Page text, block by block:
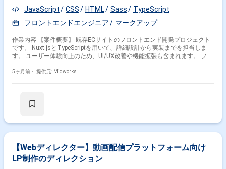
JavaScript
CSS HTML Sass
TypeScript
フロントエンドエンジニア
マークアップ
作業内容 【案件概要】 既存ECサイトのフロントエンド開発プロジェクト
です。 Nuxt.jsとTypeScriptを用いて、詳細設計から実装までを担当しま
す。 ユーザー体験向上のため、UI/UX改善や機能拡張も含まれます。 フル
と連携し、安定した運用と保守も視野に入れた開発を行います。 【作業内
5ヶ月前・ 提供元: Midworks
【Webディレクター】動画配信プラットフォーム向け
LP制作のディレクション